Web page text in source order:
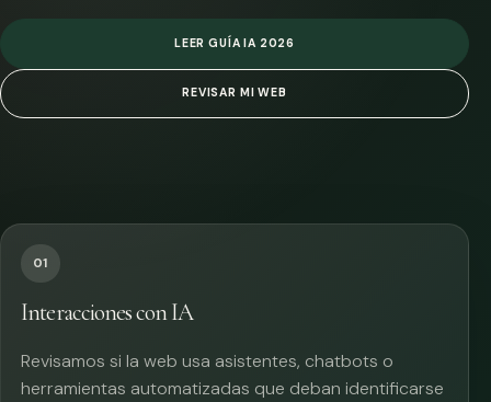
LEER GUÍA IA 2026
REVISAR MI WEB
01
Interacciones con IA
Revisamos si la web usa asistentes, chatbots o
herramientas automatizadas que deban identificarse